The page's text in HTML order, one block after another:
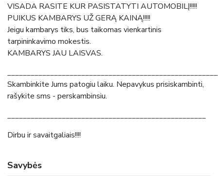
VISADA RASITE KUR PASISTATYTI AUTOMOBILĮ!!!!!
PUIKUS KAMBARYS UŽ GERĄ KAINĄ!!!!!
Jeigu kambarys tiks, bus taikomas vienkartinis
tarpininkavimo mokestis.
KAMBARYS JAU LAISVAS.
Skambinkite Jums patogiu laiku. Nepavykus prisiskambinti,
rašykite sms - perskambinsiu.
___________________________________________________
Dirbu ir savaitgaliais!!!!
Savybės